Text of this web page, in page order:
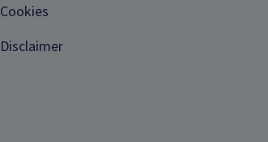
Cookies
Disclaimer